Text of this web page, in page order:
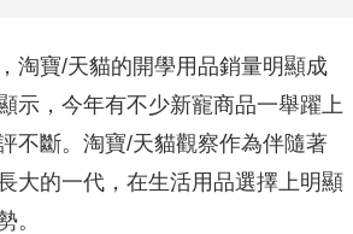
淘寶/天貓的開學用品銷量明顯成
示，今年有不少新寵商品一舉躍上
不斷。淘寶/天貓觀察作為伴隨著
大的一代，在生活用品選擇上明顯
。